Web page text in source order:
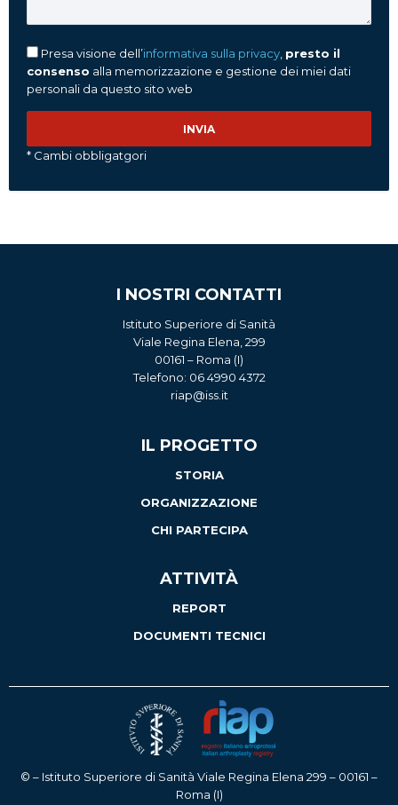
Presa visione dell’informativa sulla privacy presto il
consenso alla memorizzazione e gestione dei miei dati
personali da questo sito web
* Cambi obbligatgori
I NOSTRI CONTATTI
Istituto Superiore di Sanità
Viale Regina Elena, 299
00161 – Roma (I)
Telefono: 06 4990 4372
riap@iss.it
IL PROGETTO
STORIA
ORGANIZZAZIONE
CHI PARTECIPA
ATTIVITÀ
REPORT
DOCUMENTI TECNICI
© – Istituto Superiore di Sanità Viale Regina Elena 299 – 00161 –
Roma (I)